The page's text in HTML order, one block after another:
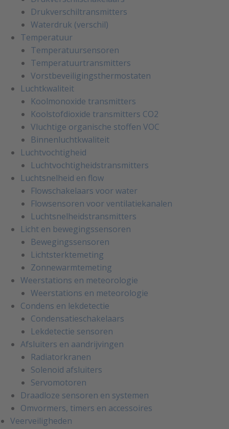
Drukverschiltransmitters
Waterdruk (verschil)
Temperatuur
Temperatuursensoren
Temperatuurtransmitters
Vorstbeveiligingsthermostaten
Luchtkwaliteit
Koolmonoxide transmitters
Koolstofdioxide transmitters CO2
Vluchtige organische stoffen VOC
Binnenluchtkwaliteit
Luchtvochtigheid
Luchtvochtigheidstransmitters
Luchtsnelheid en flow
Flowschakelaars voor water
Flowsensoren voor ventilatiekanalen
Luchtsnelheidstransmitters
Licht en bewegingssensoren
Bewegingssensoren
Lichtsterktemeting
Zonnewarmtemeting
Weerstations en meteorologie
Weerstations en meteorologie
Condens en lekdetectie
Condensatieschakelaars
Lekdetectie sensoren
Afsluiters en aandrijvingen
Radiatorkranen
Solenoid afsluiters
Servomotoren
Draadloze sensoren en systemen
Omvormers, timers en accessoires
Veerveiligheden